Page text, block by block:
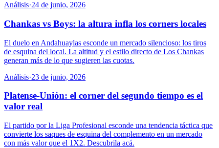
Análisis·24 de junio, 2026
Chankas vs Boys: la altura infla los corners locales
El duelo en Andahuaylas esconde un mercado silencioso: los tiros
de esquina del local. La altitud y el estilo directo de Los Chankas
generan más de lo que sugieren las cuotas.
Análisis·23 de junio, 2026
Platense-Unión: el corner del segundo tiempo es el
valor real
El partido por la Liga Profesional esconde una tendencia táctica que
convierte los saques de esquina del complemento en un mercado
con más valor que el 1X2. Descubrila acá.